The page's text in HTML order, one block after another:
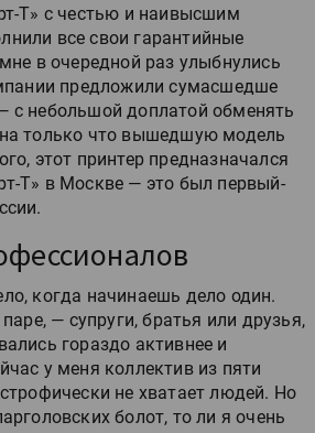
Т» с честью и наивысшим
все свои гарантийные
в очередной раз улыбнулись
предложили сумасшедше
с небольшой доплатой обменять
только что вышедшую модель
этот принтер предназначался
Т» в Москве — это был первый-
когда начинаешь дело один.
— супруги, братья или друзья,
гораздо активнее и
у меня коллектив из пяти
не хватает людей. Но
болот, то ли я очень